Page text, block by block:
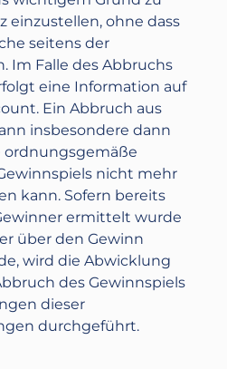
einzustellen, ohne dass
seitens der
Im Falle des Abbruchs
eine Information auf
Ein Abbruch aus
insbesondere dann
ordnungsgemäße
nicht mehr
kann. Sofern bereits
ermittelt wurde
über den Gewinn
wird die Abwicklung
des Gewinnspiels
dieser
durchgeführt.